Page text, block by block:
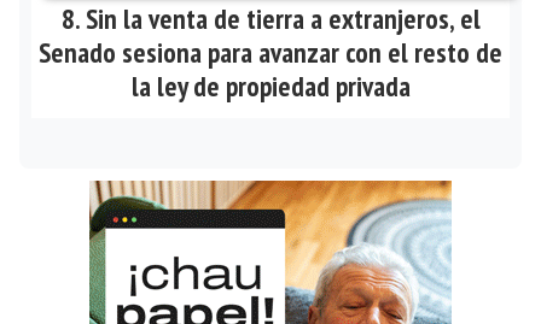
Sin la venta de tierra a extranjeros, el
Senado sesiona para avanzar con el resto de
la ley de propiedad privada